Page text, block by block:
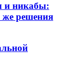
и никабы:
же решения